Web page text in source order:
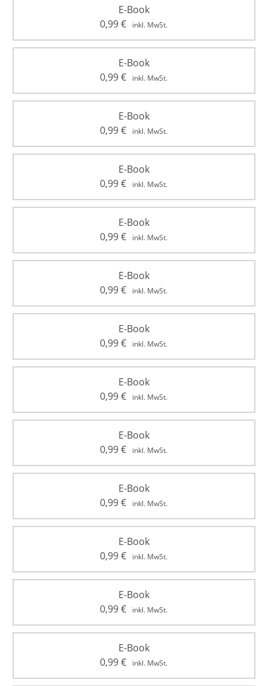
E-Book
0,99€ inkl. MwSt.
E-Book
0,99€ inkl. MwSt.
E-Book
0,99€ inkl. MwSt.
E-Book
0,99€ inkl. MwSt.
E-Book
0,99€ inkl. MwSt.
E-Book
0,99€ inkl. MwSt.
E-Book
0,99€ inkl. MwSt.
E-Book
0,99€ inkl. MwSt.
E-Book
0,99€ inkl. MwSt.
E-Book
0,99€ inkl. MwSt.
E-Book
0,99€ inkl. MwSt.
E-Book
0,99€ inkl. MwSt.
E-Book
0,99€ inkl. MwSt.